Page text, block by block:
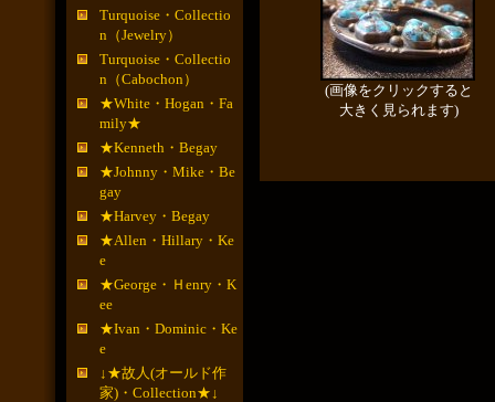
Turquoise・Collectio
n（Jewelry）
Turquoise・Collectio
n（Cabochon）
★White・Hogan・Fa
mily★
★Kenneth・Begay
★Johnny・Mike・Be
gay
★Harvey・Begay
★Allen・Hillary・Ke
e
★George・Ｈenry・K
ee
★Ivan・Dominic・Ke
e
↓★故人(オールド作
家)・Collection★↓
(画像をクリックすると
大きく見られます)